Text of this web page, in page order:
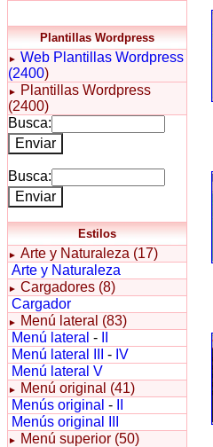
Plantillas Wordpress
► Web Plantillas Wordpress
(2400)
►
Plantillas Wordpress
(2400)
Busca:
Busca:
Estilos
► Arte y Naturaleza (17)
Arte y Naturaleza
► Cargadores (8)
Cargador
►
Menú lateral (83)
Menú lateral -
Menú lateral III
- IV
Menú lateral V
►
Menú original (41)
Menús original -
Menús original III
►
Menú superior (50)